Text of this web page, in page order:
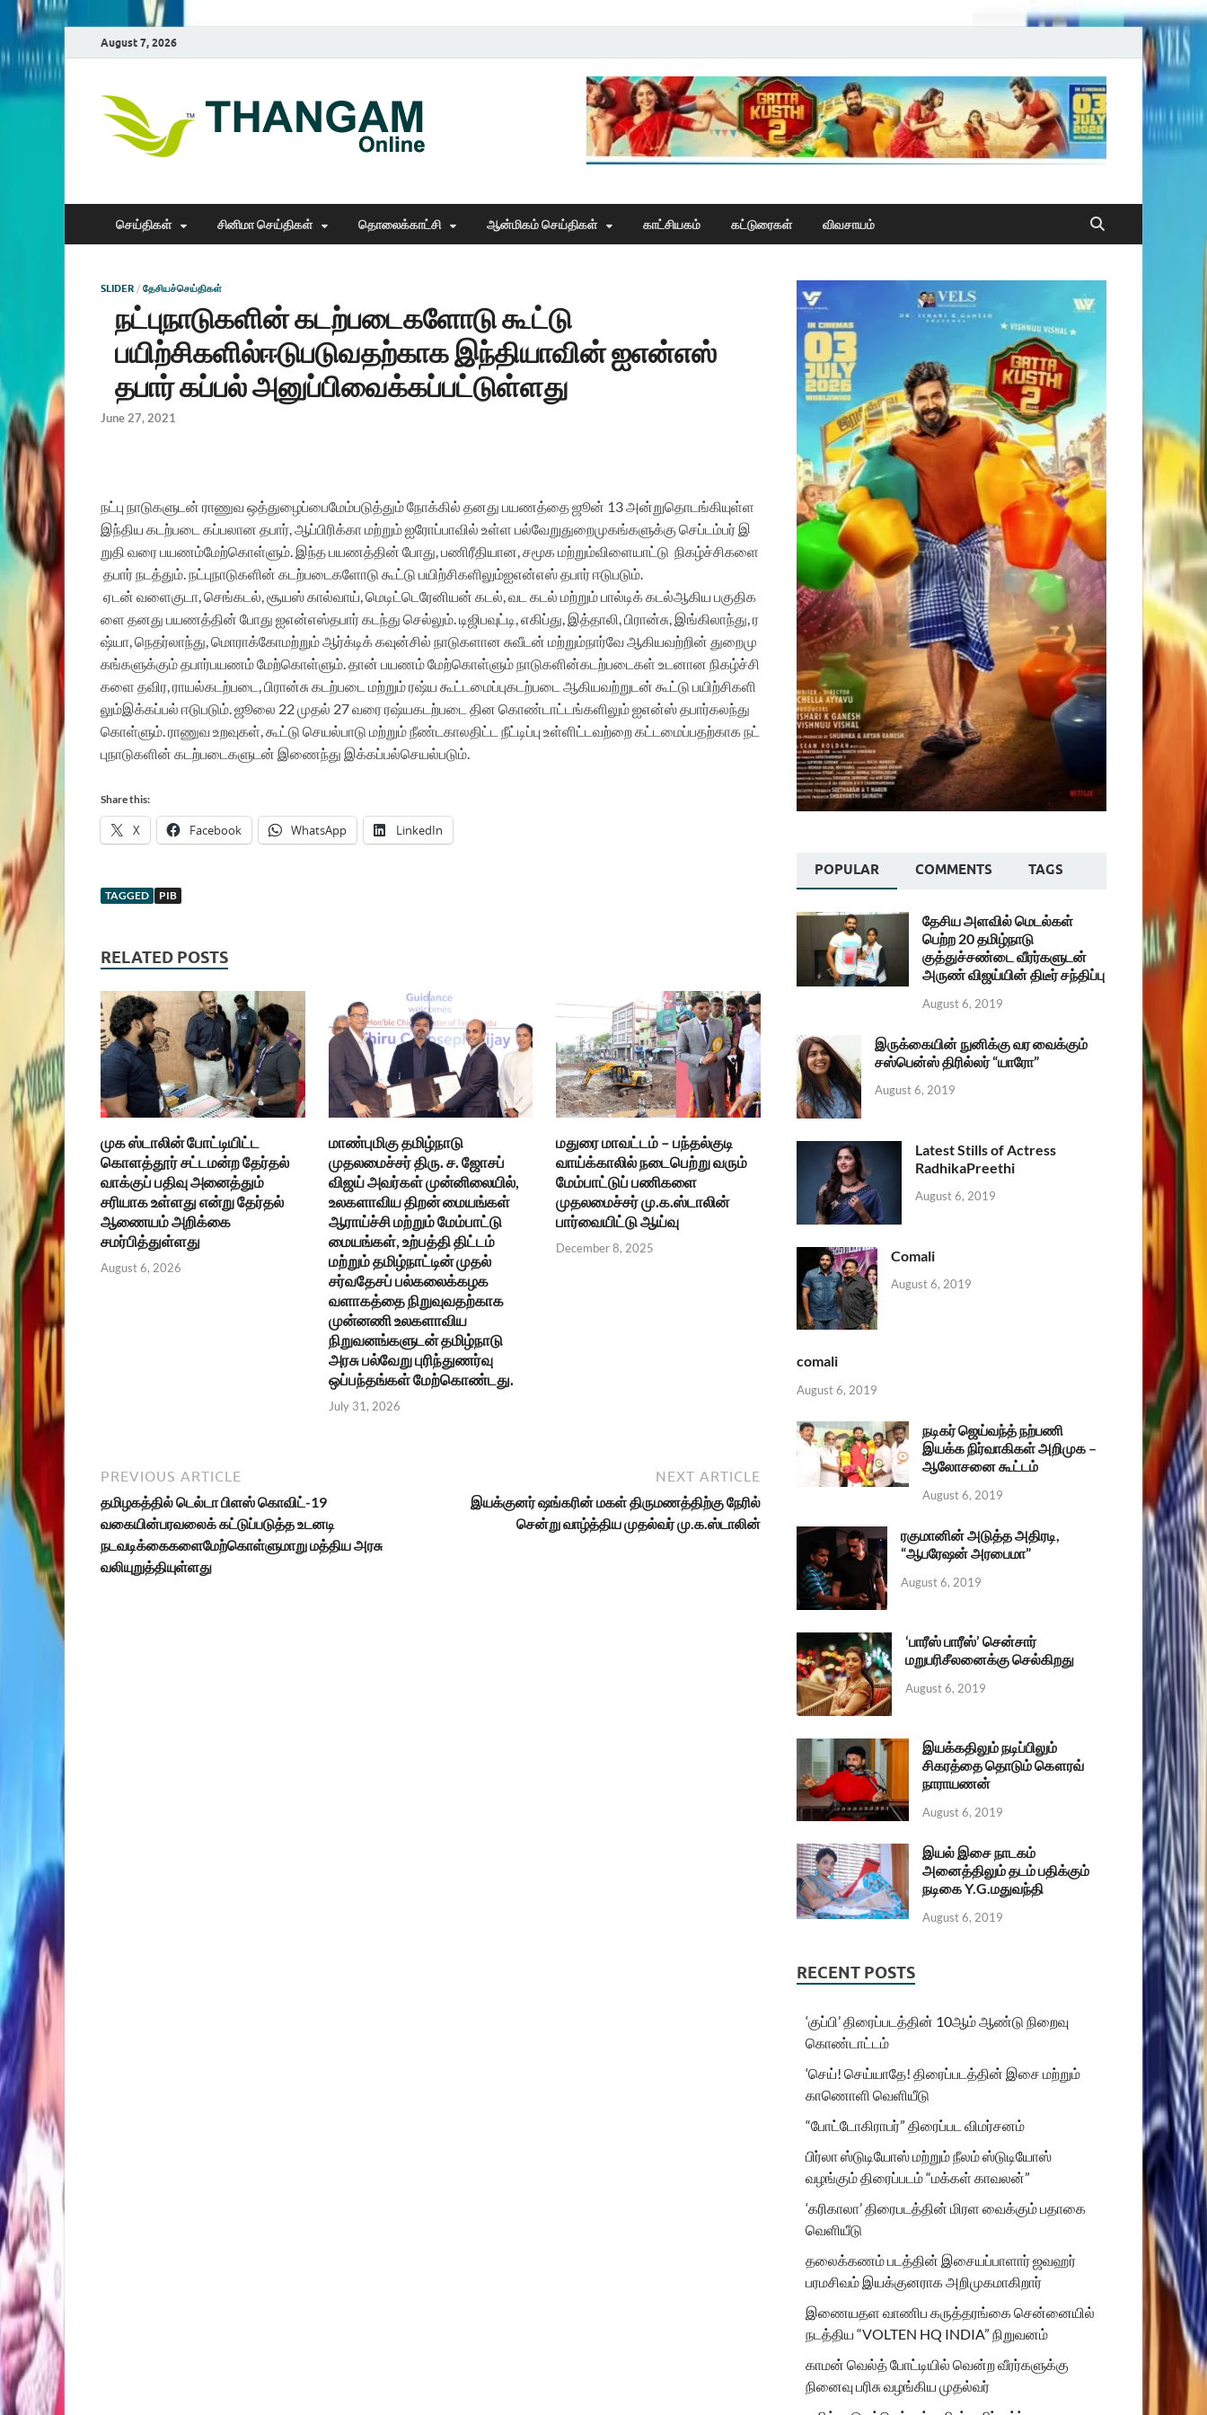
August 7, 2026
Thangam Online
செய்திகள் சினிமா செய்திகள் தொலைக்காட்சி ஆன்மிகம் செய்திகள் காட்சியகம் கட்டுரைகள் விவசாயம்
SLIDER / தேசியச்செய்திகள்
நட்புநாடுகளின் கடற்படைகளோடு கூட்டு
பயிற்சிகளில்ஈடுபடுவதற்காக இந்தியாவின் ஐஎன்எஸ்
தபார் கப்பல் அனுப்பிவைக்கப்பட்டுள்ளது
June 27, 2021
நட்பு நாடுகளுடன் ராணுவ ஒத்துழைப்பைமேம்படுத்தும்நோக்கில் தனது பயணத்தைஜூன் 13அன்றுதொடங்கியுள்ள
இந்திய கடற்படை கப்பலான தபார்,ஆப்பிரிக்காமற்றும்ஐரோப்பாவில் உள்ள பல்வேறுதுறைமுகங்களுக்கு செப்டம்பர் இ
றுதி வரைபயணம்மேற்கொள்ளும். இந்தபயணத்தின் போது,பணிரீதியான,சமூகமற்றும்விளையாட்டு நிகழ்ச்சிகளை
தபார்நடத்தும்.நட்புநாடுகளின் கடற்படைகளோடு கூட்டு பயிற்சிகளிலும்ஐஎன்எஸ்தபார்ஈடுபடும்.
ஏடன் வளைகுடா,செங்கடல்,சூயஸ்கால்வாய்,மெடிட்டெரேனியன் கடல்,வட கடல் மற்றும்பால்டிக்கடல்ஆகிய பகுதிக
ளை தனது பயணத்தின் போது ஐஎன்எஸ்தபார்கடந்து செல்லும்.டிஜிபவுட்டி,எகிப்து, இத்தாலி,பிரான்சு, இங்கிலாந்து,ர
ஷ்யா,நெதர்லாந்து,மொராக்கோமற்றும்ஆர்க்டிக்கவுன்சில் நாடுகளான சுவீடன் மற்றும்நார்வே ஆகியவற்றின் துறைமு
கங்களுக்கும்தபார்பயணம்மேற்கொள்ளும்.தான் பயணம்மேற்கொள்ளும்நாடுகளின்கடற்படைகள் உடனான நிகழ்ச்சி
களை தவிர,ராயல்கடற்படை ,பிரான்சுகடற்படை மற்றும்ரஷ்ய கூட்டமைப்புகடற்படை ஆகியவற்றுடன் கூட்டு பயிற்சிகளி
லும்இக்கப்பல் ஈடுபடும்.ஜூலை 22முதல் 27வரைரஷ்யகடற்படை தின கொண்டாட்டங்களிலும்ஐஎன்ஸ்தபார்கலந்து
கொள்ளும்.ராணுவ உறவுகள்,கூட்டு செயல்பாடு மற்றும்நீண்டகாலதிட்ட நீட்டிப்பு உள்ளிட்டவற்றைகட்டமைப்பதற்காகநட்
புநாடுகளின் கடற்படைகளுடன் இணைந்து இக்கப்பல்செயல்படும்.
Share this:
X Facebook WhatsApp LinkedIn
TAGGED PIB
RELATED POSTS
முக ஸ்டாலின் போட்டியிட்ட
கொளத்தூர் சட்டமன்ற தேர்தல்
வாக்குப் பதிவு அனைத்தும்
சரியாக உள்ளது என்று தேர்தல்
ஆணையம் அறிக்கை
சமர்பித்துள்ளது
August 6, 2026
மாண்புமிகு தமிழ்நாடு
முதலமைச்சர் திரு. ச. ஜோசப்
விஜய் அவர்கள் முன்னிலையில்,
உலகளாவிய திறன் மையங்கள்
ஆராய்ச்சி மற்றும் மேம்பாட்டு
மையங்கள், உற்பத்தி திட்டம்
மற்றும் தமிழ்நாட்டின் முதல்
சர்வதேசப் பல்கலைக்கழக
வளாகத்தை நிறுவுவதற்காக
முன்னணி உலகளாவிய
நிறுவனங்களுடன் தமிழ்நாடு
அரசு பல்வேறு புரிந்துணர்வு
ஒப்பந்தங்கள் மேற்கொண்டது.
July 31, 2026
மதுரை மாவட்டம் – பந்தல்குடி
வாய்க்காலில் நடைபெற்று வரும்
மேம்பாட்டுப் பணிகளை
முதலமைச்சர் மு.க.ஸ்டாலின்
பார்வையிட்டு ஆய்வு
December 8, 2025
PREVIOUS ARTICLE
தமிழகத்தில் டெல்டா பிளஸ் கொவிட்-19
வகையின்பரவலைக் கட்டுப்படுத்த உடனடி
நடவடிக்கைகளைமேற்கொள்ளுமாறு மத்திய அரசு
வலியுறுத்தியுள்ளது
NEXT ARTICLE
இயக்குனர் ஷங்கரின் மகள் திருமணத்திற்கு நேரில்
சென்று வாழ்த்திய முதல்வர் மு.க.ஸ்டாலின்
POPULAR COMMENTS TAGS
தேசிய அளவில் மெடல்கள்
பெற்ற 20 தமிழ்நாடு
குத்துச்சண்டை வீரர்களுடன்
அருண் விஜய்யின் திடீர் சந்திப்பு
August 6, 2019
இருக்கையின் நுனிக்கு வர வைக்கும்
சஸ்பென்ஸ் திரில்லர் “யாரோ”
August 6, 2019
Latest Stills of Actress
RadhikaPreethi
August 6, 2019
Comali
August 6, 2019
comali
August 6, 2019
நடிகர் ஜெய்வந்த் நற்பணி
இயக்க நிர்வாகிகள் அறிமுக –
ஆலோசனை கூட்டம்
August 6, 2019
ரகுமானின் அடுத்த அதிரடி,
“ஆபரேஷன் அரபைமா”
August 6, 2019
‘பாரீஸ் பாரீஸ்’ சென்சார்
மறுபரிசீலனைக்கு செல்கிறது
August 6, 2019
இயக்கதிலும் நடிப்பிலும்
சிகரத்தை தொடும் கௌரவ்
நாராயணன்
August 6, 2019
இயல் இசை நாடகம்
அனைத்திலும் தடம் பதிக்கும்
நடிகை Y.G.மதுவந்தி
August 6, 2019
RECENT POSTS
‘குப்பி’ திரைப்படத்தின் 10ஆம் ஆண்டு நிறைவு
கொண்டாட்டம்
‘செய்! செய்யாதே! திரைப்படத்தின் இசை மற்றும்
காணொளி வெளியீடு
“போட்டோகிராபர்” திரைப்பட விமர்சனம்
பிர்லா ஸ்டுடியோஸ் மற்றும் நீலம் ஸ்டுடியோஸ்
வழங்கும் திரைப்படம் “மக்கள் காவலன்”
‘கரிகாலா’ திரைபடத்தின் மிரள வைக்கும் பதாகை
வெளியீடு
தலைக்கணம் படத்தின் இசையப்பாளார் ஜவஹர்
பரமசிவம் இயக்குனராக அறிமுகமாகிறார்
இணையதள வாணிப கருத்தரங்கை சென்னையில்
நடத்திய “VOLTEN HQ INDIA” நிறுவனம்
காமன் வெல்த் போட்டியில் வென்ற வீரர்களுக்கு
நினைவு பரிசு வழங்கிய முதல்வர்